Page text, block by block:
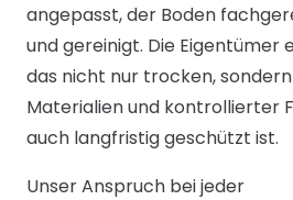
angepasst, der Boden
und gereinigt. Die Eigentümer
das nicht nur trocken,
Materialien und kontrollierter
auch langfristig geschützt ist.
Unser Anspruch bei jeder